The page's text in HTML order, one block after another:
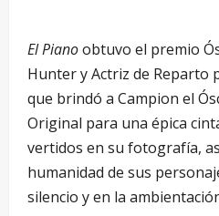
El Pianoobtuvo el premio
Hunter y Actriz de Reparto
que brindó a Campion el
Original para una épica
vertidos en su fotografía,
humanidad de sus
silencio y en la